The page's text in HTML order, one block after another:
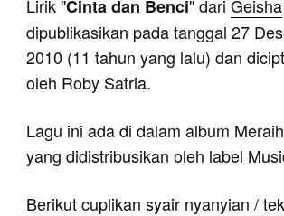
Lirik "Cinta dan Benci" dari Geisha
dipublikasikan pada tanggal 27
2010 (11 tahun yang lalu) dan
oleh Roby Satria.
Lagu ini ada di dalam album
yang didistribusikan oleh label
Berikut cuplikan syair nyanyian /